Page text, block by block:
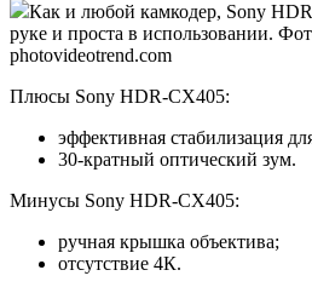
Как и любой камкодер, Sony
руке и проста в использовании.
photovideotrend.com
Плюсы Sony HDR-CX405:
эффективная стабилизация
30-кратный оптический зум.
Минусы Sony HDR-CX405:
ручная крышка объектива;
отсутствие 4К.